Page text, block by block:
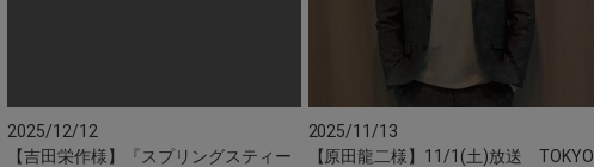
2025/12/12
【吉田栄作様】『スプリングスティー
2025/11/13
【原田龍二様】11/1(土)放送 TOKYO